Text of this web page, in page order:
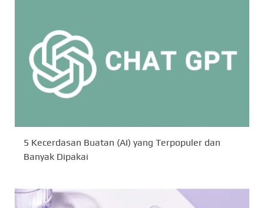
5 Kecerdasan Buatan (AI) yang Terpopuler dan
Banyak Dipakai